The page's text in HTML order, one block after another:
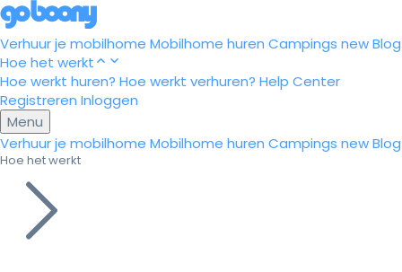
Verhuur je mobilhome Mobilhome huren Campings newBlog
Hoe het werkt
Hoe werkt huren? Hoe werkt verhuren? Help Center
Registreren Inloggen
Menu
Verhuur je mobilhome Mobilhome huren Campings newBlog
Hoe het werkt